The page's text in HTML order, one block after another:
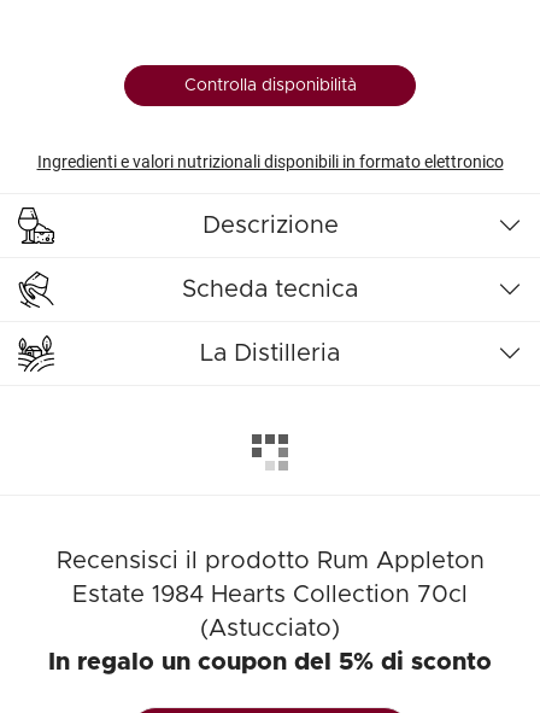
Controlla disponibilità
Ingredienti e valori nutrizionali disponibili in formato elettronico
Descrizione
Scheda tecnica
La Distilleria
Recensisci il prodotto Rum Appleton
Estate 1984 Hearts Collection 70cl
(Astucciato)
In regalo un coupon del 5% di sconto